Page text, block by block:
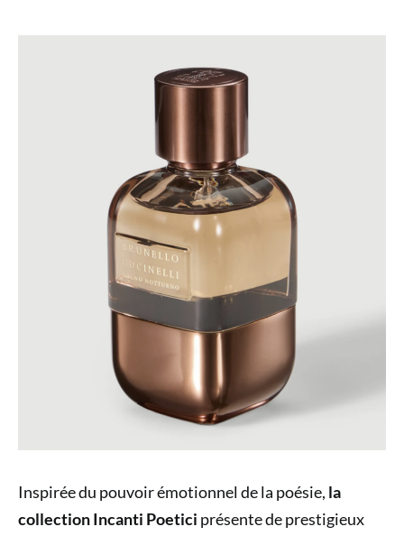
Inspirée du pouvoir émotionnel de la poésie, la
collection Incanti Poetici présente de prestigieux